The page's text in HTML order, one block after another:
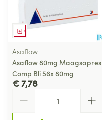
Geneesmiddel
Asaflow
Asaflow 80mg Maagsapres
Comp Bli 56x 80mg
€ 7,78